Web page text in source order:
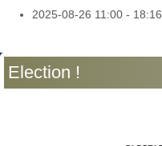
2025-08-26 11:00 - 18:16
Election !